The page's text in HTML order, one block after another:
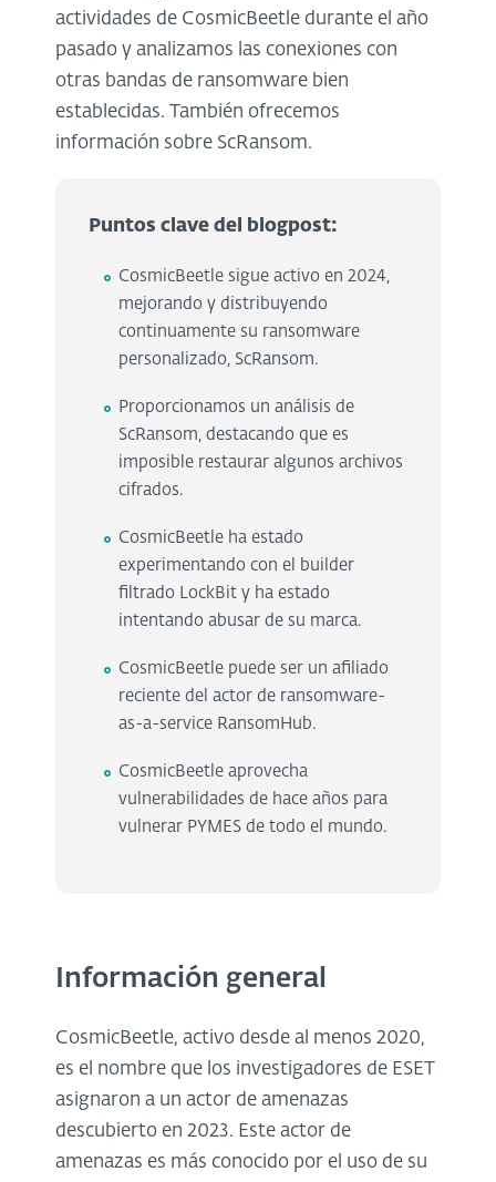
actividades de CosmicBeetle durante el año
pasado y analizamos las conexiones con
otras bandas de ransomware bien
establecidas. También ofrecemos
información sobre ScRansom.
Puntos clave del blogpost:
CosmicBeetle sigue activo en 2024,
mejorando y distribuyendo
continuamente su ransomware
personalizado, ScRansom.
Proporcionamos un análisis de
ScRansom, destacando que es
imposible restaurar algunos archivos
cifrados.
CosmicBeetle ha estado
experimentando con el builder
filtrado LockBit y ha estado
intentando abusar de su marca.
CosmicBeetle puede ser un afiliado
reciente del actor de ransomware-
as-a-service RansomHub.
CosmicBeetle aprovecha
vulnerabilidades de hace años para
vulnerar PYMES de todo el mundo.
Información general
CosmicBeetle, activo desde al menos 2020,
es el nombre que los investigadores de ESET
asignaron a un actor de amenazas
descubierto en 2023. Este actor de
amenazas es más conocido por el uso de su